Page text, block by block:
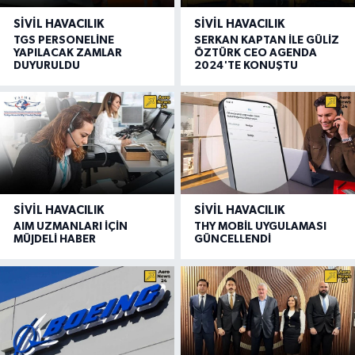
SIVIL HAVACILIK
TGS PERSONELİNE
YAPILACAK ZAMLAR
DUYURULDU
SIVIL HAVACILIK
SERKAN KAPTAN İLE GÜLİZ
ÖZTÜRK CEO AGENDA
2024'TE KONUŞTU
SIVIL HAVACILIK
AIM UZMANLARI İÇİN
MÜJDELİ HABER
SIVIL HAVACILIK
THY MOBİL UYGULAMASI
GÜNCELLENDİ